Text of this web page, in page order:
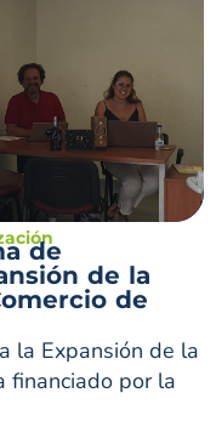
de
de la
de
la Expansión de la
financiado por la